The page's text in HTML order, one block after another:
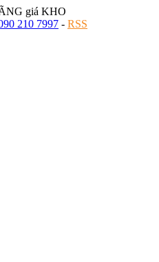
giá KHO
210 7997 - RSS